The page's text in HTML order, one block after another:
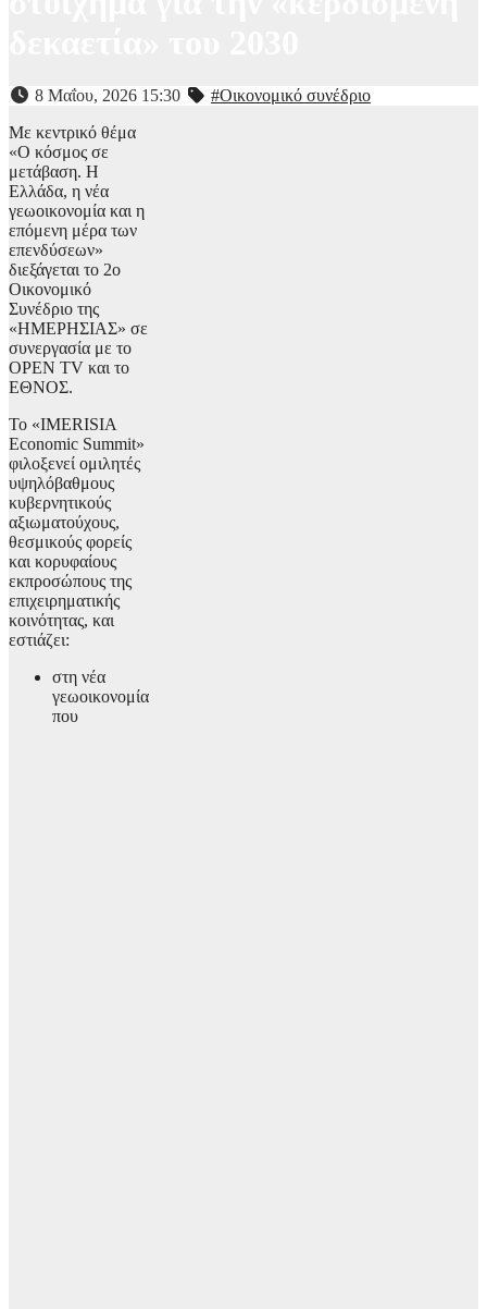
8 Μαΐου, 2026 15:30
#Οικονομικό συνέδριο
Με κεντρικό θέμα
«Ο κόσμος σε
μετάβαση. Η
Ελλάδα, η νέα
γεωοικονομία και η
επόμενη μέρα των
επενδύσεων»
διεξάγεται το 2ο
Οικονομικό
Συνέδριο της
«ΗΜΕΡΗΣΙΑΣ» σε
συνεργασία με το
OPEN TV και το
ΕΘΝΟΣ.
To «IMERISIA
Economic Summit»
φιλοξενεί ομιλητές
υψηλόβαθμους
κυβερνητικούς
αξιωματούχους,
θεσμικούς φορείς
και κορυφαίους
εκπροσώπους της
επιχειρηματικής
κοινότητας, και
εστιάζει:
στη νέα
γεωοικονομία
που